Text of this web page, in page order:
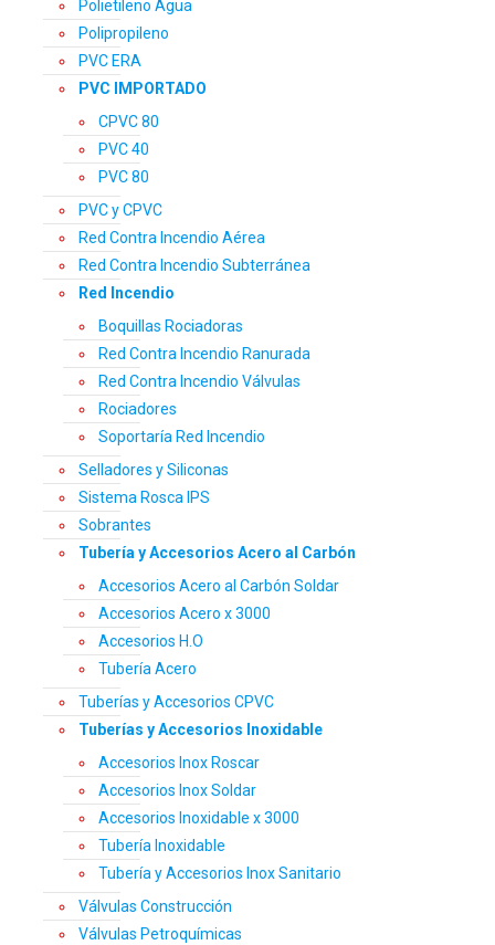
Polietileno Agua
Polipropileno
PVC ERA
PVC IMPORTADO
CPVC 80
PVC 40
PVC 80
PVC y CPVC
Red Contra Incendio Aérea
Red Contra Incendio Subterránea
Red Incendio
Boquillas Rociadoras
Red Contra Incendio Ranurada
Red Contra Incendio Válvulas
Rociadores
Soportaría Red Incendio
Selladores y Siliconas
Sistema Rosca IPS
Sobrantes
Tubería y Accesorios Acero al Carbón
Accesorios Acero al Carbón Soldar
Accesorios Acero x 3000
Accesorios H.O
Tubería Acero
Tuberías y Accesorios CPVC
Tuberías y Accesorios Inoxidable
Accesorios Inox Roscar
Accesorios Inox Soldar
Accesorios Inoxidable x 3000
Tubería Inoxidable
Tubería y Accesorios Inox Sanitario
Válvulas Construcción
Válvulas Petroquímicas